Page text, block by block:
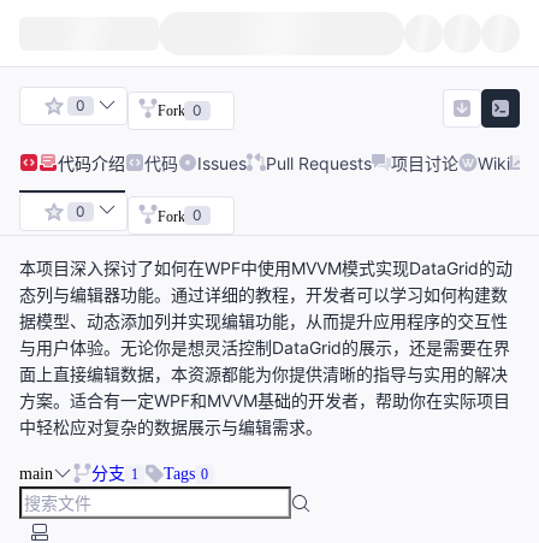
0 Fork 0
代码介绍 代码 Issues Pull Requests 项目讨论 Wiki
0 Fork 0
本项目深入探讨了如何在WPF中使用MVVM模式实现DataGrid的动
态列与编辑器功能。通过详细的教程，开发者可以学习如何构建数
据模型、动态添加列并实现编辑功能，从而提升应用程序的交互性
与用户体验。无论你是想灵活控制DataGrid的展示，还是需要在界
面上直接编辑数据，本资源都能为你提供清晰的指导与实用的解决
方案。适合有一定WPF和MVVM基础的开发者，帮助你在实际项目
中轻松应对复杂的数据展示与编辑需求。
main 分支 1 Tags 0